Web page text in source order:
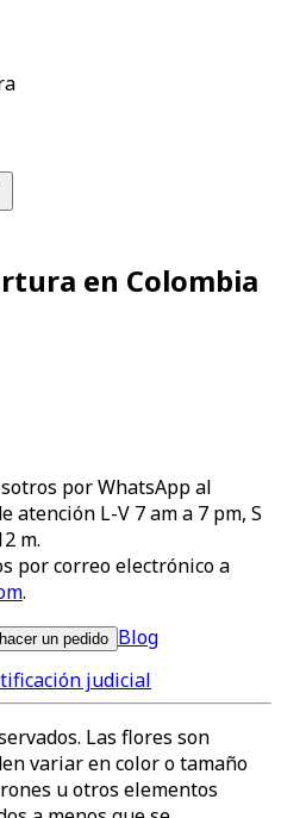
en Colombia
por WhatsApp al
atención L-V 7 am a 7 pm, S
m.
por correo electrónico a
.
un pedido Blog
judicial
Las flores son
variar en color o tamaño
u otros elementos